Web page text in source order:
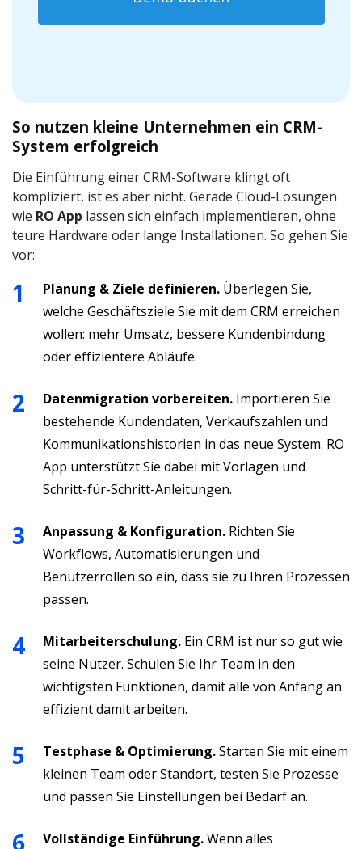
So nutzen kleine Unternehmen ein CRM-
System erfolgreich
Die Einführung einer CRM-Software klingt oft
kompliziert, ist es aber nicht. Gerade Cloud-Lösungen
wie RO App lassen sich einfach implementieren, ohne
teure Hardware oder lange Installationen. So gehen Sie
vor:
Planung & Ziele definieren. Überlegen Sie,
welche Geschäftsziele Sie mit dem CRM erreichen
wollen: mehr Umsatz, bessere Kundenbindung
oder effizientere Abläufe.
Datenmigration vorbereiten. Importieren Sie
bestehende Kundendaten, Verkaufszahlen und
Kommunikationshistorien in das neue System. RO
App unterstützt Sie dabei mit Vorlagen und
Schritt-für-Schritt-Anleitungen.
Anpassung & Konfiguration. Richten Sie
Workflows, Automatisierungen und
Benutzerrollen so ein, dass sie zu Ihren Prozessen
passen.
Mitarbeiterschulung. Ein CRM ist nur so gut wie
seine Nutzer. Schulen Sie Ihr Team in den
wichtigsten Funktionen, damit alle von Anfang an
effizient damit arbeiten.
Testphase & Optimierung.Starten Sie mit einem
kleinen Team oder Standort, testen Sie Prozesse
und passen Sie Einstellungen bei Bedarf an.
Vollständige Einführung.Wenn alles